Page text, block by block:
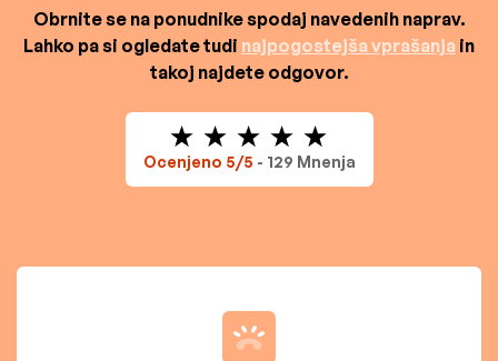
Obrnite se na ponudnike spodaj navedenih naprav.
Lahko pa si ogledate tudi najpogostejša vprašanja in
takoj najdete odgovor.
Ocenjeno 5/5 - 129 Mnenja